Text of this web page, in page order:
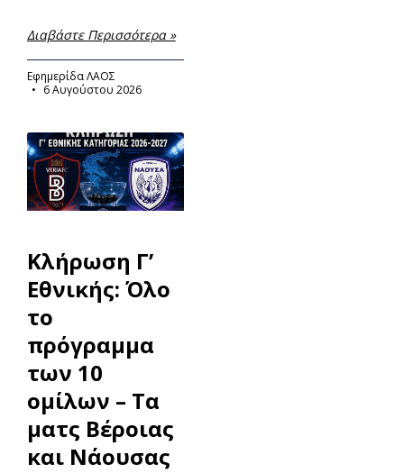
Διαβάστε Περισσότερα »
Εφημερίδα ΛΑΟΣ
6 Αυγούστου 2026
Κλήρωση Γ’
Εθνικής: Όλο
το
πρόγραμμα
των 10
ομίλων – Τα
ματς Βέροιας
και Νάουσας